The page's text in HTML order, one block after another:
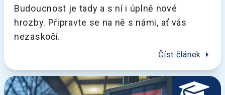
Budoucnost je tady a s ní i úplně nové
hrozby. Připravte se na ně s námi, ať vás
nezaskočí.
Číst článek arrow_right